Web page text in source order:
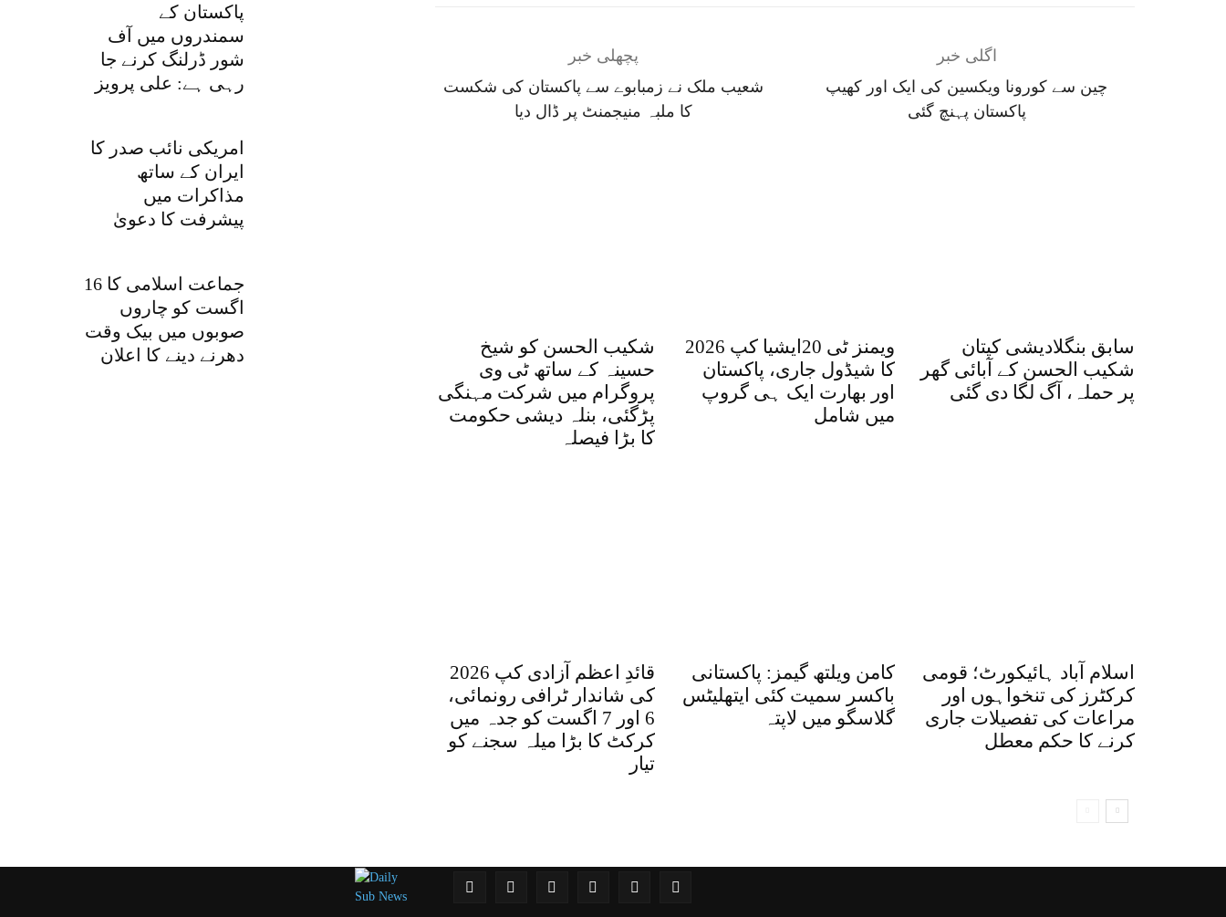
پاکستان کے
سمندروں میں آف
شور ڈرلنگ کرنے جا
رہی ہے: علی پرویز
امریکی نائب صدر کا
ایران کے ساتھ
مذاکرات میں
پیشرفت کا دعویٰ
جماعت اسلامی کا 16
اگست کو چاروں
صوبوں میں بیک وقت
دھرنے دینے کا اعلان
پچھلی خبر
شعیب ملک نے زمبابوے سے پاکستان کی شکست
کا ملبہ منیجمنٹ پر ڈال دیا
اگلی خبر
چین سے کورونا ویکسین کی ایک اور کھیپ
پاکستان پہنچ گئی
شکیب الحسن کو شیخ
حسینہ کے ساتھ ٹی وی
پروگرام میں شرکت مہنگی
پڑگئی، بنلہ دیشی حکومت
کا بڑا فیصلہ
ویمنز ٹی 20ایشیا کپ 2026
کا شیڈول جاری، پاکستان
اور بھارت ایک ہی گروپ
میں شامل
سابق بنگلادیشی کپتان
شکیب الحسن کے آبائی گھر
پر حملہ، آگ لگا دی گئی
قائدِ اعظم آزادی کپ 2026
کی شاندار ٹرافی رونمائی،
6 اور 7 اگست کو جدہ میں
کرکٹ کا بڑا میلہ سجنے کو
تیار
کامن ویلتھ گیمز: پاکستانی
باکسر سمیت کئی ایتھلیٹس
گلاسگو میں لاپتہ
اسلام آباد ہائیکورٹ؛ قومی
کرکٹرز کی تنخواہوں اور
مراعات کی تفصیلات جاری
کرنے کا حکم معطل